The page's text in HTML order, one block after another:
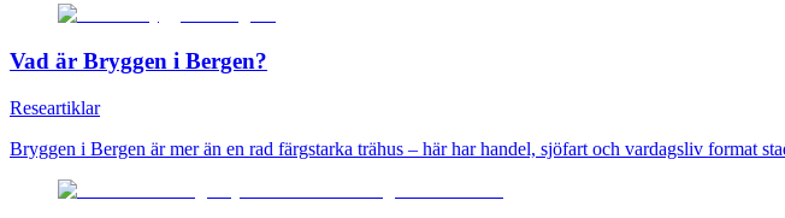
Vad är Bryggen i Bergen?
Researtiklar
Bryggen i Bergen är mer än en rad färgstarka trähus – här har handel, sjöfart och vardagsliv format